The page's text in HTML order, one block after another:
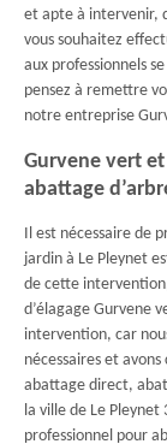
et apte à intervenir,
vous souhaitez
aux professionnels
pensez à remettre
notre entreprise
Gurvene vert
abattage
Il est nécessaire de
jardin à Le Pleynet
de cette
d’élagage Gurvene
intervention, car
nécessaires et
abattage direct,
la ville de Le Pleynet
professionnel pour